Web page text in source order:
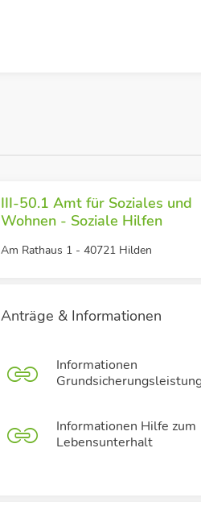
III-50.1 Amt für Soziales und
Wohnen - Soziale Hilfen
Am Rathaus 1 - 40721 Hilden
Anträge & Informationen
Informationen
Informationen Hilfe zum
Lebensunterhalt